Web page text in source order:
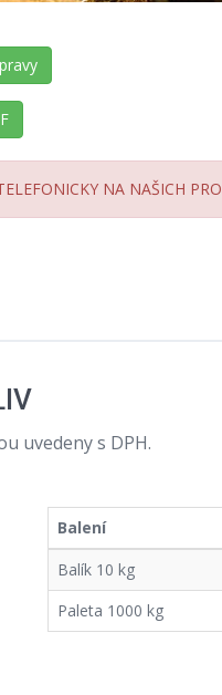
NA NAŠICH
uvedeny s DPH.
Balení
Balík 10 kg
Paleta 1000 kg